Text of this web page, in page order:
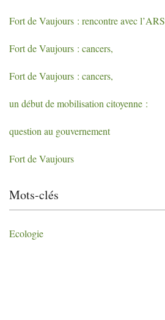
Fort de Vaujours : rencontre avec l’ARS
Fort de Vaujours : cancers,
Fort de Vaujours : cancers,
un début de mobilisation citoyenne :
question au gouvernement
Fort de Vaujours
Mots-clés
Ecologie